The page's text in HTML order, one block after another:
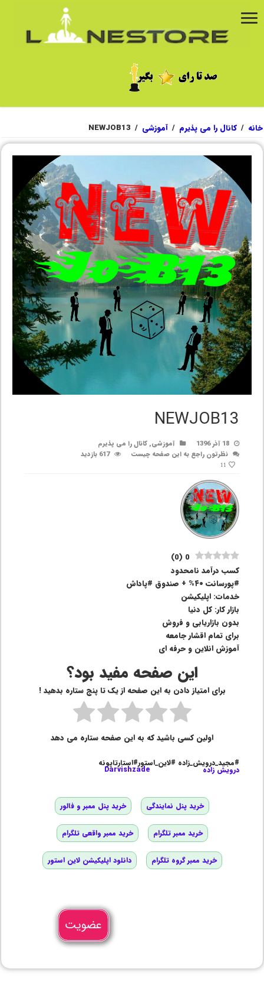
خانه / کانال را می پذیرم / آموزشی /
NEWJOB13
NEWJOB13
18 آذر 1396 آموزشی,کانال را می پذیرم
نظرتون راجع به این صفحه چیست
617 بازدید
11
0
(
0
)
کسب درآمد نامحدود
#پورسانت ۴۰% + صندوق #پاداش
خدمات: اپلیکیشن
بازار کار: کل دنیا
بدون بازاریابی و فروش
برای تمام اقشار جامعه
آموزش انلاین و حرفه ای
این صفحه مفید بود؟
برای امتیاز دادن به این صفحه از یک تا پنج ستاره بدهید !
اولین کسی باشید که به این صفحه ستاره می دهد
#مجید_درویش_زاده #لاین_استور#استارتاپونه
درویش زاده Darvishzade
خرید پنل نمایندگی خرید پنل ممبر و فالور
خرید ممبر تلگرام خرید ممبر واقعی تلگرام
خرید ممبر گروه تلگرام دانلود اپلیکیشن لاین استور
عضویت